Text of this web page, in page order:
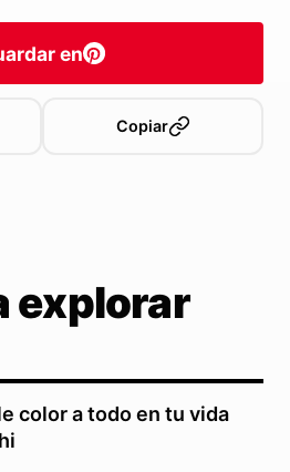
en
Copiar
explorar
color a todo en tu vida